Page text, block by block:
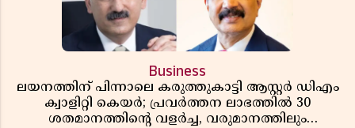
Business
ലയനത്തിന് പിന്നാലെ കരുത്തുകാട്ടി ആസ്റ്റർ ഡിഎം
ക്വാളിറ്റി കെയർ; പ്രവർത്തന ലാഭത്തിൽ 30
ശതമാനത്തിൻ്റെ വളർച്ച, വരുമാനത്തിലും